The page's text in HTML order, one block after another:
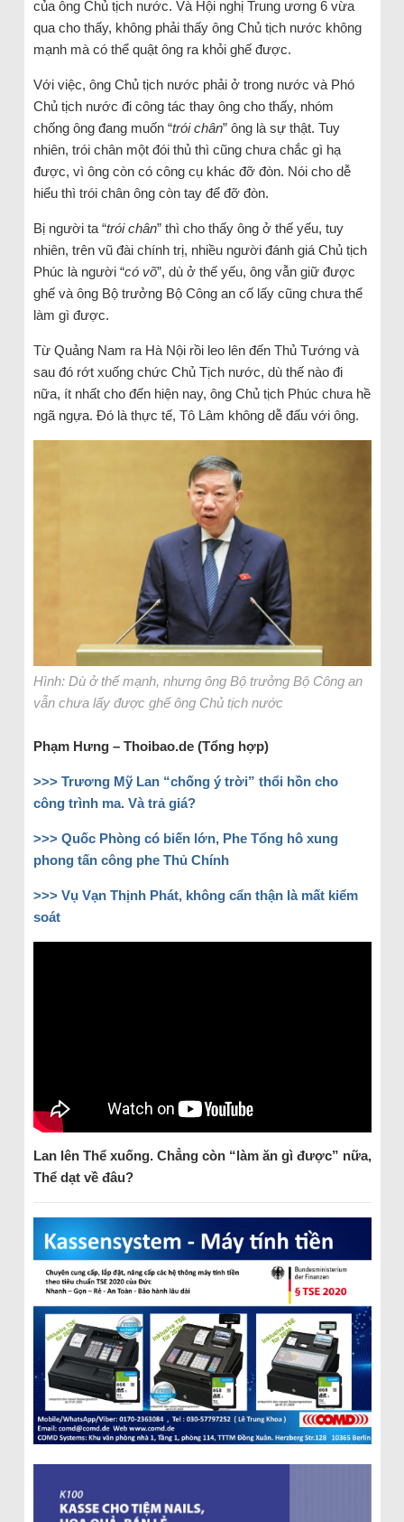
của ông Chủ tịch nước. Và Hội nghị Trung ương 6 vừa
qua cho thấy, không phải thấy ông Chủ tịch nước không
mạnh mà có thể quật ông ra khỏi ghế được.
Với việc, ông Chủ tịch nước phải ở trong nước và Phó
Chủ tịch nước đi công tác thay ông cho thấy, nhóm
chống ông đang muốn “trói chân” ông là sự thật. Tuy
nhiên, trói chân một đói thủ thì cũng chưa chắc gì hạ
được, vì ông còn có công cụ khác đỡ đòn. Nói cho dễ
hiểu thì trói chân ông còn tay để đỡ đòn.
Bị người ta “trói chân” thì cho thấy ông ở thế yếu, tuy
nhiên, trên vũ đài chính trị, nhiều người đánh giá Chủ tịch
Phúc là người “có võ”, dù ở thế yếu, ông vẫn giữ được
ghế và ông Bộ trưởng Bộ Công an cố lấy cũng chưa thể
làm gì được.
Từ Quảng Nam ra Hà Nội rồi leo lên đến Thủ Tướng và
sau đó rớt xuống chức Chủ Tịch nước, dù thế nào đi
nữa, ít nhất cho đến hiện nay, ông Chủ tịch Phúc chưa hề
ngã ngựa. Đó là thực tế, Tô Lâm không dễ đấu với ông.
Hình: Dù ở thế mạnh, nhưng ông Bộ trưởng Bộ Công an
vẫn chưa lấy được ghế ông Chủ tịch nước
Phạm Hưng – Thoibao.de (Tổng hợp)
>>> Trương Mỹ Lan “chống ý trời” thổi hồn cho
công trình ma. Và trả giá?
>>> Quốc Phòng có biến lớn, Phe Tổng hô xung
phong tấn công phe Thủ Chính
>>> Vụ Vạn Thịnh Phát, không cẩn thận là mất kiểm
soát
Lan lên Thể xuống. Chẳng còn “làm ăn gì được” nữa,
Thể dạt về đâu?